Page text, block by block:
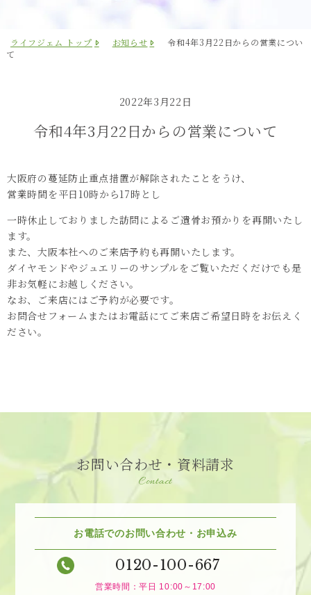
ライフジェム トップ お知らせ
令和4年3月22日からの営業につい
て
2022年3月22日
令和4年3月22日からの営業について
大阪府の蔓延防止重点措置が解除されたことをうけ、
営業時間を平日 10時から17時とし
一時休止しておりました訪問によるご遺骨お預かりを再開いたし
ます。
また、大阪本社へのご来店予約も再開いたします。
ダイヤモンドやジュエリーのサンプルをご覧いただくだけでも是
非お気軽にお越しください。
なお、ご来店にはご予約が必要です。
お問合せフォームまたはお電話にてご来店ご希望日時をお伝えく
ださい。
お問い合わせ・資料請求
Contact
お電話でのお問い合わせ・お申込み
0120-100-667
営業時間：平日 10:00～17:00